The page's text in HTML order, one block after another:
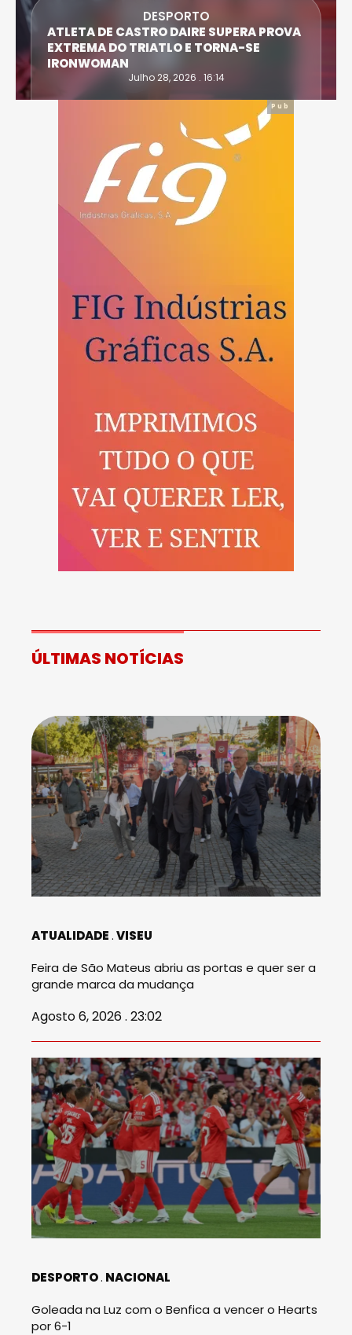
DESPORTO
ATLETA DE CASTRO DAIRE SUPERA PROVA
EXTREMA DO TRIATLO E TORNA-SE
IRONWOMAN
Julho 28, 2026 . 16:14
Pub
ÚLTIMAS NOTÍCIAS
ATUALIDADE VISEU
Feira de São Mateus abriu as portas e quer ser a
grande marca da mudança
Agosto 6, 2026 . 23:02
DESPORTO NACIONAL
Goleada na Luz com o Benfica a vencer o Hearts
por 6-1